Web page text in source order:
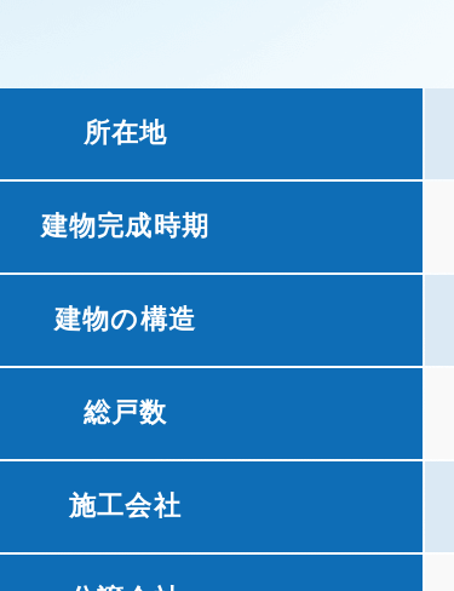
所在地
建物完成時期
建物の構造
総戸数
施工会社